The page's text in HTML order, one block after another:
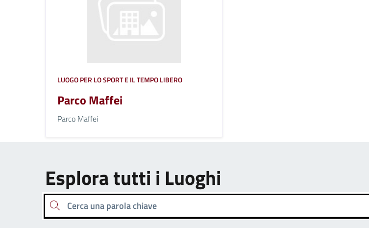
LUOGO PER LO SPORT E IL TEMPO LIBERO
Parco Maffei
Parco Maffei
Esplora tutti i Luoghi
Cerca una parola chiave